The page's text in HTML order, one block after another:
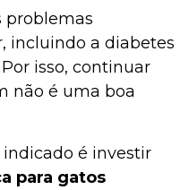
problemas
incluindo a diabetes
isso, continuar
não é uma boa
indicado é investir
para gatos